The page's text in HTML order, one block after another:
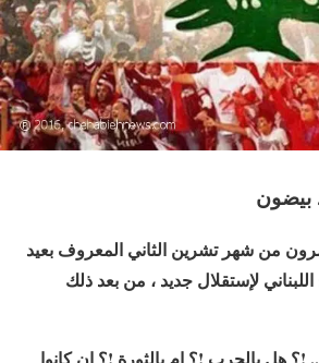
بيضون
من شهر تشرين الثاني المعروف بعيد
لإستقلال جديد ، من بعد ذلك